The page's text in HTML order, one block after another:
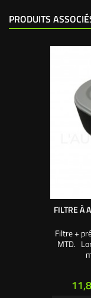
PRODUITS
FILTRE À
Filtre +
MTD.
Prix